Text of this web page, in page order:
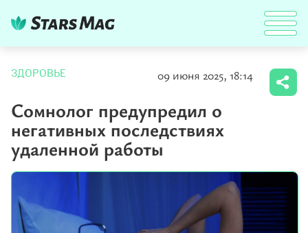
ЗДОРОВЬЕ 09 июня 2025, 18:14
Сомнолог предупредил о
негативных последствиях
удаленной работы